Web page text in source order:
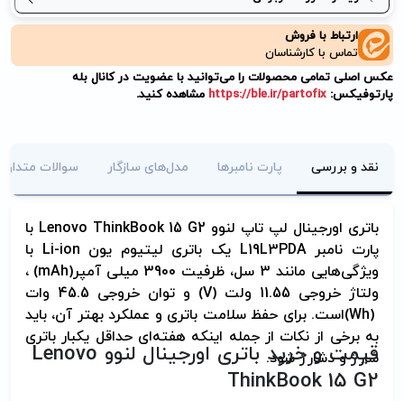
ارتباط با فروش
تماس با کارشناسان
عکس اصلی تمامی محصولات را می‌توانید با عضویت در کانال بله
پارتوفیکس: https://ble.ir/partofix مشاهده کنید.
نقد و بررسی پارت نامبرها مدل‌های سازگار سوالات
باتری اورجینال لپ تاپ لنوو Lenovo ThinkBook 15 G2 با
پارت نامبر L19L3PDA یک باتری لیتیوم یون Li-ion با
ویژگی‌هایی مانند 3 سل، ظرفیت 3900 میلی آمپر
(mAh) ،
ولتاژ خروجی 11.55 ولت
(V) و توان خروجی 45.5 وات
(Wh)است. برای حفظ سلامت باتری و عملکرد بهتر آن، باید
به برخی از نکات از جمله اینکه هفته‌ای حداقل یکبار باتری
شارژ و دشارژ شود.
قیمت و خرید باتری اورجینال لنوو Lenovo
ThinkBook 15 G2